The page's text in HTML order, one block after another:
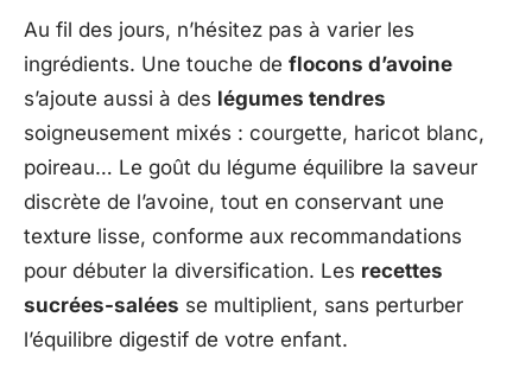
Au fil des jours, n’hésitez pas à varier les
ingrédients. Une touche de flocons d’avoine
s’ajoute aussi à des légumes tendres
soigneusement mixés : courgette, haricot blanc,
poireau… Le goût du légume équilibre la saveur
discrète de l’avoine, tout en conservant une
texture lisse, conforme aux recommandations
pour débuter la diversification. Les recettes
sucrées-salées se multiplient, sans perturber
l’équilibre digestif de votre enfant.